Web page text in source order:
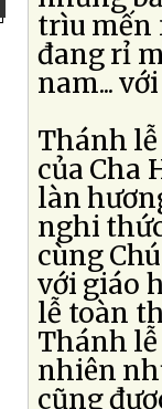
trìu mến
đang rỉ
nam...
Thánh lễ
của Cha
làn
nghi
cùng
với giáo
lễ toàn
Thánh
nhiên
cũng